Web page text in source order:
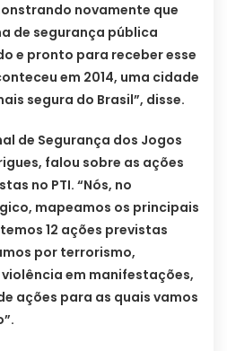
novamente que
de segurança pública
e pronto para receber esse
em 2014, uma cidade
segura do Brasil”, disse.
de Segurança dos Jogos
falou sobre as ações
no PTI. “Nós, no
mapeamos os principais
12 ações previstas
por terrorismo,
em manifestações,
ações para as quais vamos